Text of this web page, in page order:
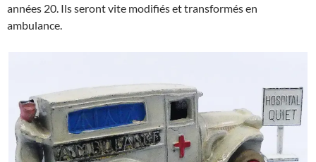
années 20. Ils seront vite modifiés et transformés en
ambulance.